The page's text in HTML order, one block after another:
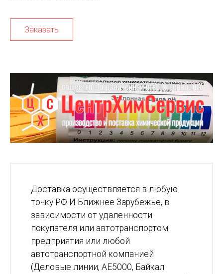
Заказать
Доставка осуществляется в любую
точку РФ И Ближнее Зарубежье, в
зависимости от удаленности
покупателя или автотранспортом
предприятия или любой
автотранспортной компанией
(Деловые линии, АЕ5000, Байкал